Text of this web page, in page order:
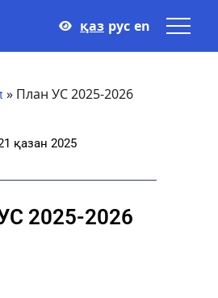
қаз рус en
» План УС 2025-2026
қазан 2025
2025-2026